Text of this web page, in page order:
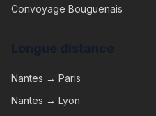
Convoyage Bouguenais
Nantes → Paris
Nantes → Lyon